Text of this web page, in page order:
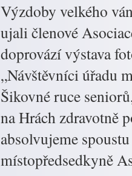
Výzdoby velkého
ujali členové
doprovází výstava
„Návštěvníci úřadu
Šikovné ruce
na Hrách zdravotně
absolvujeme
místopředsedkyně